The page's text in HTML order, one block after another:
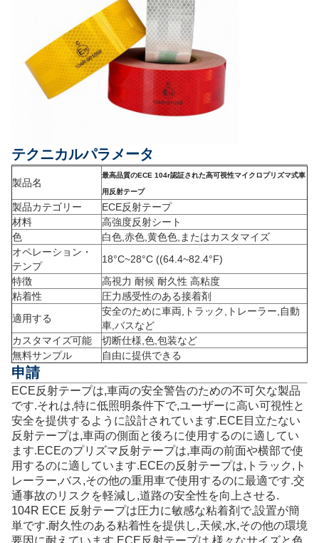
テクニカルパラメータ
製品名
最高品質のECE 104r認証された高可視性マイクロプリズマ式車
用反射テープ
製品カテゴリー
ECE反射テープ
材料
高強度反射シート
色
白色,赤色,黄色色,またはカスタマイズ
オペレーション・
テンプ
18°C~28°C ((64.4~82.4°F)
特徴
高視力 耐候 耐久性 高粘度
粘着性
圧力感受性のある接着剤
適用する
安全のために車両,トラック,トレーラー,自動
車,バスなど
カスタマイズ可能
切断仕様,色,包装など
無料サンプル
自由に提供できる
申請
ECE反射テープは,車両の安全警告のための不可欠な製品
です.それは,特に低照明条件下で,ユーザーに高い可視性と
安全を提供するように設計されています.ECE目立たない
反射テープは,車両の側面と後ろに使用するのに適してい
ます.ECEのプリズマ反射テープは,車両の前面や横部で使
用するのに適しています.ECEの反射テープは,トラック,ト
レーラー,バス,その他の重用車で使用するのに最適です.交
通事故のリスクを軽減し,道路の安全性を向上させる.
104R ECE 反射テープは圧力に敏感な粘着剤で,設置が簡
単です.耐久性のある粘着性を提供し,天候,水,その他の環境
要因に耐えています.ECE反射テープは,様々なサイズと色